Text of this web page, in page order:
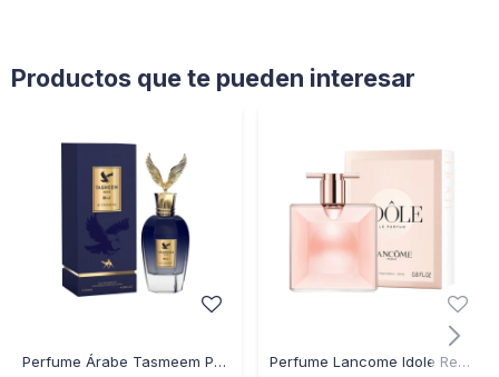
Productos que te pueden interesar
Perfume Árabe Tasmeem Paris Blu Edp 100Ml By Le Chameau - AZUL-FRANCIA Perfume Lancome Idole Rechargeable 25ML